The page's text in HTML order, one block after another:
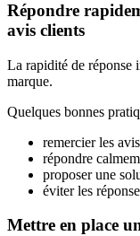
Répondre
avis clients
La rapidité de réponse
marque.
Quelques bonnes
remercier les
répondre
proposer une
éviter les
Mettre en place